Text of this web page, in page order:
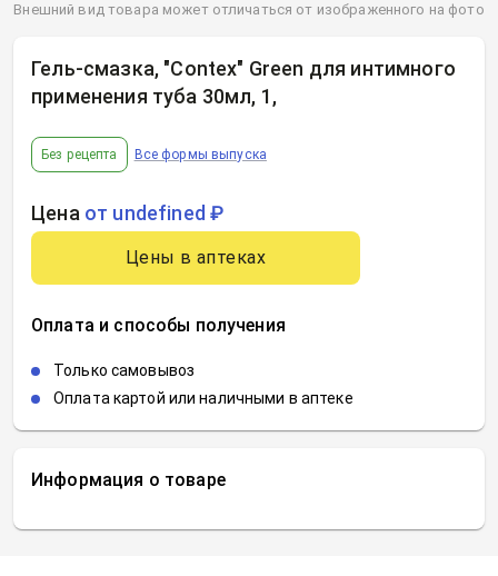
Информация о товаре
Гель-смазка, "Contex" Green для интимного
применения туба 30мл, 1 ,
Без рецепта Все формы выпуска
Цена от undefined ₽
Цены в аптеках
Оплата и способы получения
Только самовывоз
Оплата картой или наличными в аптеке
Внешний вид товара может отличаться от изображенного на фото